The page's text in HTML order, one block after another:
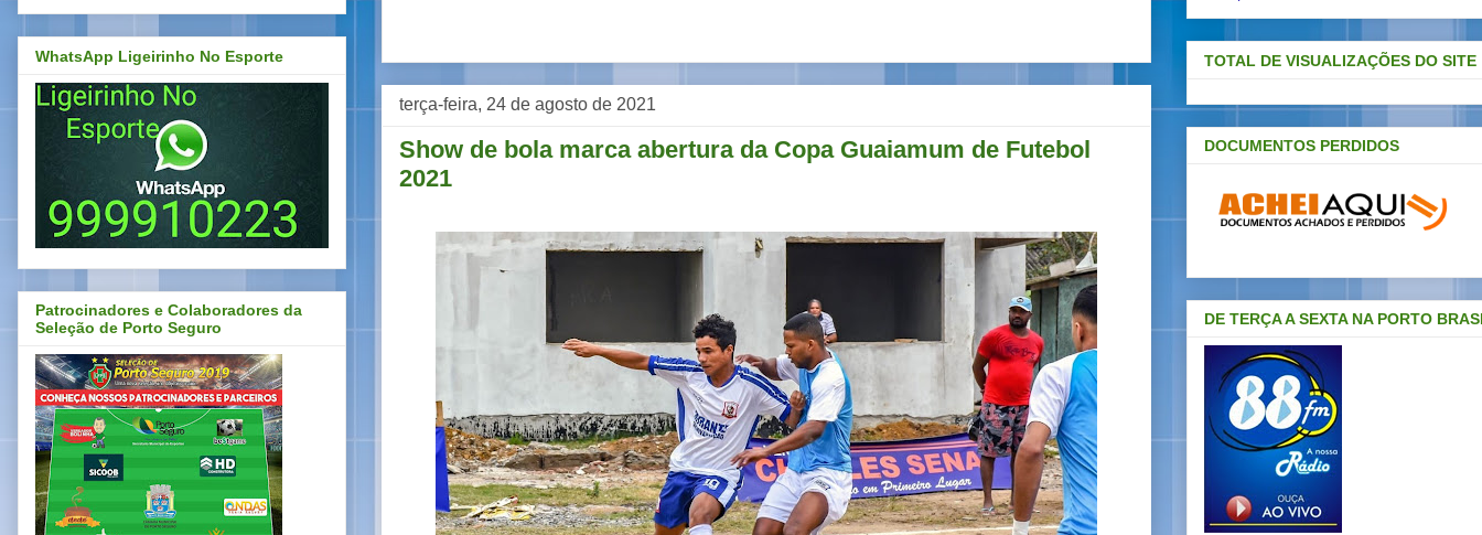
terça-feira, 24 de agosto de 2021
Show de bola marca abertura da Copa Guaiamum de Futebol
2021
WhatsApp Ligeirinho No Esporte
Patrocinadores e Colaboradores da
Seleção de Porto Seguro
TOTAL DE VISUALIZAÇÕES DO SITE
DOCUMENTOS PERDIDOS
DE TERÇA A SEXTA NA PORTO